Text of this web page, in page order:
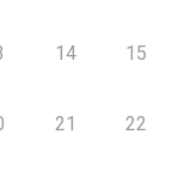
14 15
21 22